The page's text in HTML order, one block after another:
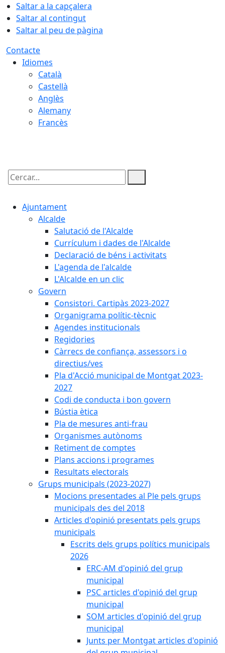
Saltar a la capçalera
Saltar al contingut
Saltar al peu de pàgina
Contacte
Idiomes
Català
Castellà
Anglès
Alemany
Francès
Cercar:
Ajuntament
Alcalde
Salutació de l'Alcalde
Currículum i dades de l'Alcalde
Declaració de béns i activitats
L'agenda de l'alcalde
L'Alcalde en un clic
Govern
Consistori. Cartipàs 2023-2027
Organigrama polític-tècnic
Agendes institucionals
Regidories
Càrrecs de confiança, assessors i o
directius/ves
Pla d'Acció municipal de Montgat 2023-
2027
Codi de conducta i bon govern
Bústia ètica
Pla de mesures anti-frau
Organismes autònoms
Retiment de comptes
Plans accions i programes
Resultats electorals
Grups municipals (2023-2027)
Mocions presentades al Ple pels grups
municipals des del 2018
Articles d'opinió presentats pels grups
municipals
Escrits dels grups polítics municipals
2026
ERC-AM d'opinió del grup
municipal
PSC articles d'opinió del grup
municipal
SOM articles d'opinió del grup
municipal
Junts per Montgat articles d'opinió